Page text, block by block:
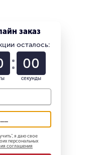
заказ
осталось:
58
секунды
", я даю свое
персональных
соглашения